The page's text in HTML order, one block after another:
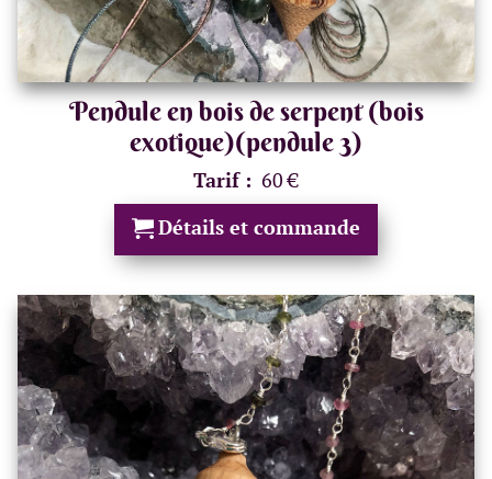
Pendule en bois de serpent (bois
exotique)(pendule 3)
Tarif : 60 €
Détails et commande